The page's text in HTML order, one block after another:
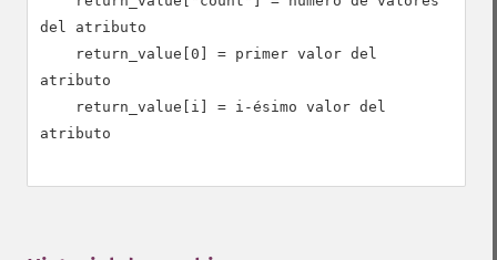
del atributo
atributo
atributo